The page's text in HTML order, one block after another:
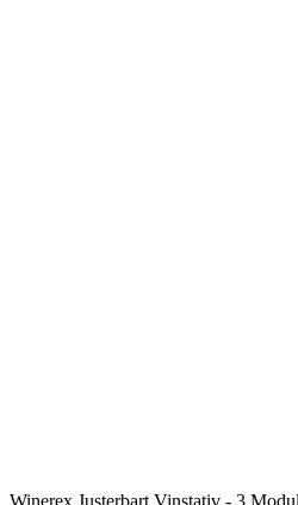
Winerex Justerbart Vinstativ - 3